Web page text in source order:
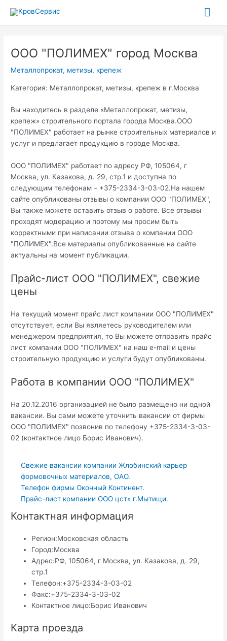
содержимому
ООО "ПОЛИМЕХ" город Москва
Металлопрокат, метизы, крепеж
Категория: Металлопрокат, метизы, крепеж в г.Москва
Вы находитесь в разделе «Металлопрокат, метизы,
крепеж» строительного портала города Москва.ООО
"ПОЛИМЕХ" работает на рынке строительных материалов и
услуг и предлагает продукцию в городе Москва.
ООО "ПОЛИМЕХ" работает по адресу РФ, 105064, г
Москва, ул. Казакова, д. 29, стр.1 и доступна по
следующим телефонам – +375-2334-3-03-02.На нашем
сайте опубликованы отзывы о компании ООО "ПОЛИМЕХ",
Вы также можете оставить отзыв о работе. Все отзывы
проходят модерацию и поэтому мы просим быть
корректными при написании отзыва о компании ООО
"ПОЛИМЕХ".Все материалы опубликованные на сайте
актуальны на момент публикации.
Прайс-лист ООО "ПОЛИМЕХ", свежие
цены
На текущий момент прайс лист компании ООО "ПОЛИМЕХ"
отсутствует, если Вы являетесь руководителем или
менеджером предприятия, то Вы можете отправить прайс
лист компании ООО "ПОЛИМЕХ" на наш e-mail и цены
строительную продукцию и услуги будут опубликованы.
Работа в компании ООО "ПОЛИМЕХ"
На 20.12.2016 организацией не было размещено ни одной
вакансии. Вы сами можете уточнить вакансии от фирмы
ООО "ПОЛИМЕХ" позвонив по телефону +375-2334-3-03-
02 (контактное лицо Борис Иванович).
Свежие вакансии компании Жлобинский карьер
формовочных материалов, ОАО.
Телефон фирмы Оконный Континент.
Прайс-лист компании ООО цст» г.Мытищи.
Контактная информация
Регион:Московская область
Город:Москва
Адрес:РФ, 105064, г Москва, ул. Казакова, д. 29,
стр.1
Телефон:+375-2334-3-03-02
Факс:+375-2334-3-03-02
Контактное лицо:Борис Иванович
Карта проезда